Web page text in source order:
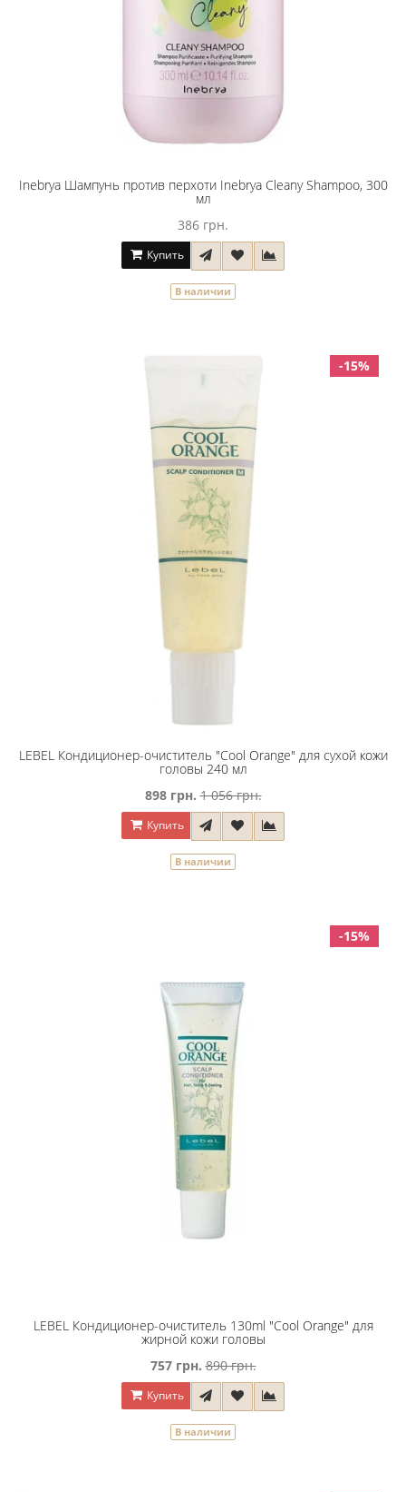
Inebrya Шампунь против перхоти Inebrya Cleany Shampoo, 300
мл
386 грн.
Купить
В наличии
-15%
LEBEL Кондиционер-очиститель "Сool Orange" для сухой кожи
головы 240 мл
898 грн. 1 056 грн.
Купить
В наличии
-15%
LEBEL Кондиционер-очиститель 130ml "Сool Orange" для
жирной кожи головы
757 грн. 890 грн.
Купить
В наличии